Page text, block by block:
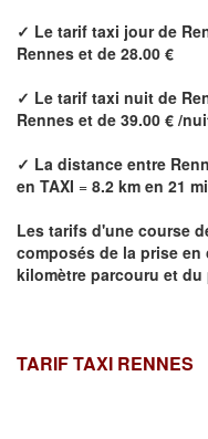
✓ Le tarif taxi jour de
Rennes et de 28.00 €
✓ Le tarif taxi nuit de
Rennes et de 39.00 € /
✓ La distance entre
en TAXI = 8.2 km en 21
Les tarifs d'une course
composés de la prise
kilomètre parcouru et
TARIF TAXI RENNES